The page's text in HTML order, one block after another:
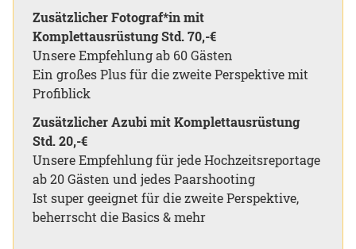
Zusätzlicher Fotograf*in mit
Komplettausrüstung Std. 70,-€
Unsere Empfehlung ab 60 Gästen
Ein großes Plus für die zweite Perspektive mit
Profiblick
Zusätzlicher Azubi mit Komplettausrüstung
Std. 20,-€
Unsere Empfehlung für jede Hochzeitsreportage
ab 20 Gästen und jedes Paarshooting
Ist super geeignet für die zweite Perspektive,
beherrscht die Basics & mehr